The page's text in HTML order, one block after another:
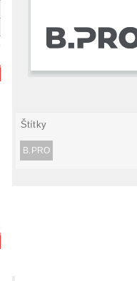
Štítky
B.PRO